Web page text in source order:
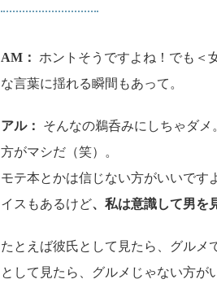
AM：
ホントそうですよね！でも＜
な言葉に揺れる瞬間もあって。
アル：
そんなの鵜呑みにしちゃダ
方がマシだ（笑）。
モテ本とかは信じない方がいいです
イスもあるけど、私は意識して男を
たとえば彼氏として見たら、グルメ
として見たら、グルメじゃない方が